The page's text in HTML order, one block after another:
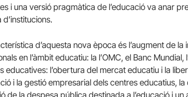
i una versió pragmàtica de l’educació va anar
d’institucions.
d’aquesta nova època és l’augment de
en l’àmbit educatiu: la l’OMC, el Banc Mundial,
educatives: l’obertura del mercat educatiu i la
i la gestió empresarial dels centres educatius,
de la despesa pública destinada a l’educació i